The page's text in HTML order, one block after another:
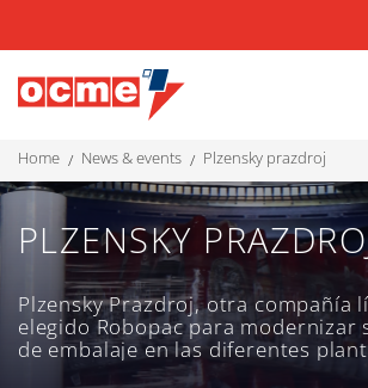
home news & events plzensky prazdroj
PLZENSKY
Plzensky Prazdroj, otra compañía
elegido Robopac para modernizar
de embalaje en las diferentes
fabricación de la República Checa